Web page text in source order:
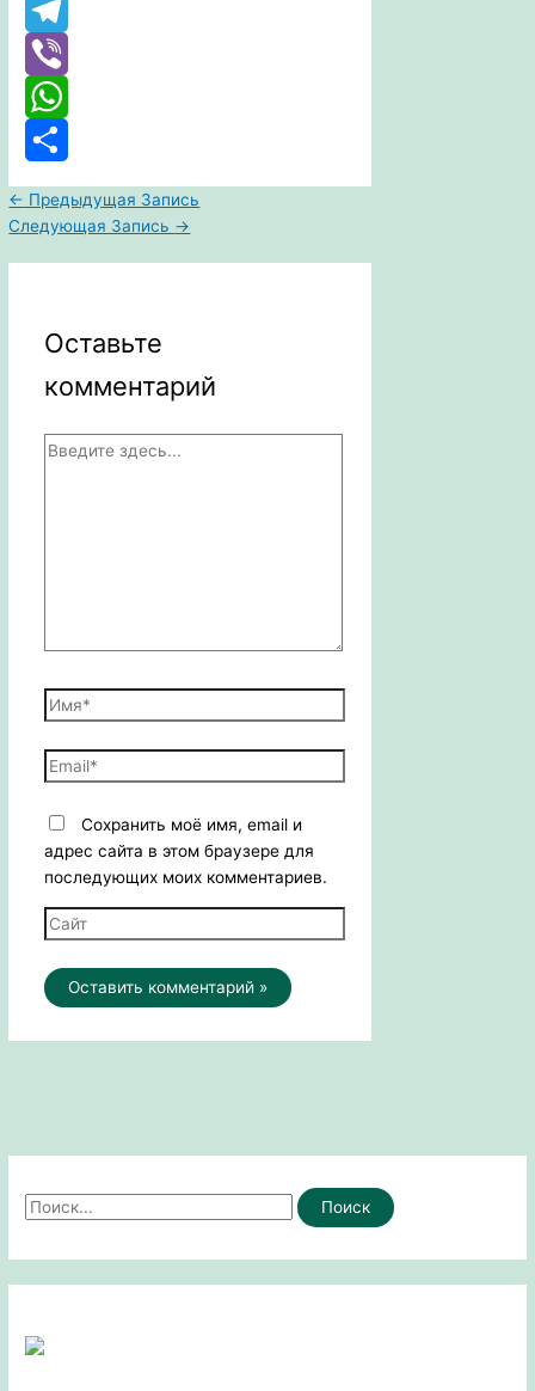
Email
Telegram
Viber
WhatsApp
Отправить
← Предыдущая Запись
Следующая Запись →
Оставьте
комментарий
Введите
Имя*
Email*
Сохранить моё имя, email и
адрес сайта в этом браузере для
последующих моих комментариев.
Сайт
П